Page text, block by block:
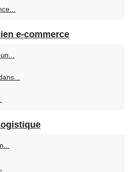
e-commerce